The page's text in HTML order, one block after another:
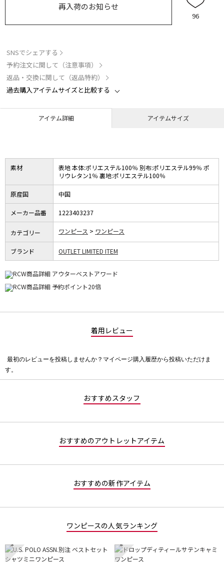
再入荷のお知らせ
96
SNSでシェアする
予約注文に関して（注意事項）
返品・交換に関して（返品特約）
過去購入アイテムサイズと比較する
アイテム詳細 アイテムサイズ
素材
表地 本体:ポリエステル100％ 別布:ポリエステル99％ ポ
リウレタン1％ 裏地:ポリエステル100％
原産国 中国
メーカー品番 1223403237
カテゴリー ワンピース ワンピース
ブランド OUTLET LIMITED ITEM
着用レビュー
価
最初のレビューを投稿しませんか？マイページ購入履歴から投稿いただけま
す。
おすすめスタッフ
おすすめのアウトレットアイテム
おすすめの新作アイテム
ワンピースの人気ランキング
1 2